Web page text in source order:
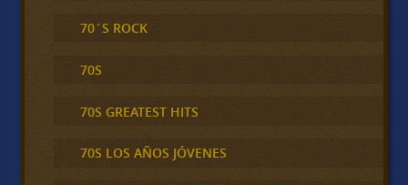
70´S ROCK
70S
70S GREATEST HITS
70S LOS AÑOS JÓVENES